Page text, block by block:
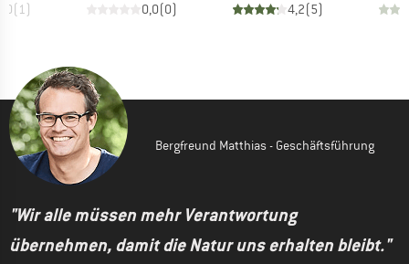
(1)
0,0(0)
4,2(5)
Bergfreund Matthias - Geschäftsführung
"Wir alle müssen mehr Verantwortung
übernehmen, damit die Natur uns erhalten bleibt."